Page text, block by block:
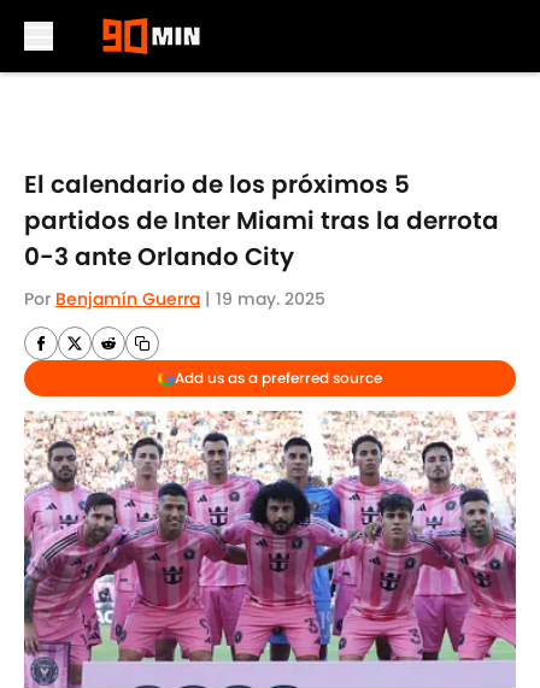
El calendario de los próximos 5
partidos de Inter Miami tras la derrota
0-3 ante Orlando City
Por Benjamín Guerra | 19 may. 2025
Add us as a preferred source